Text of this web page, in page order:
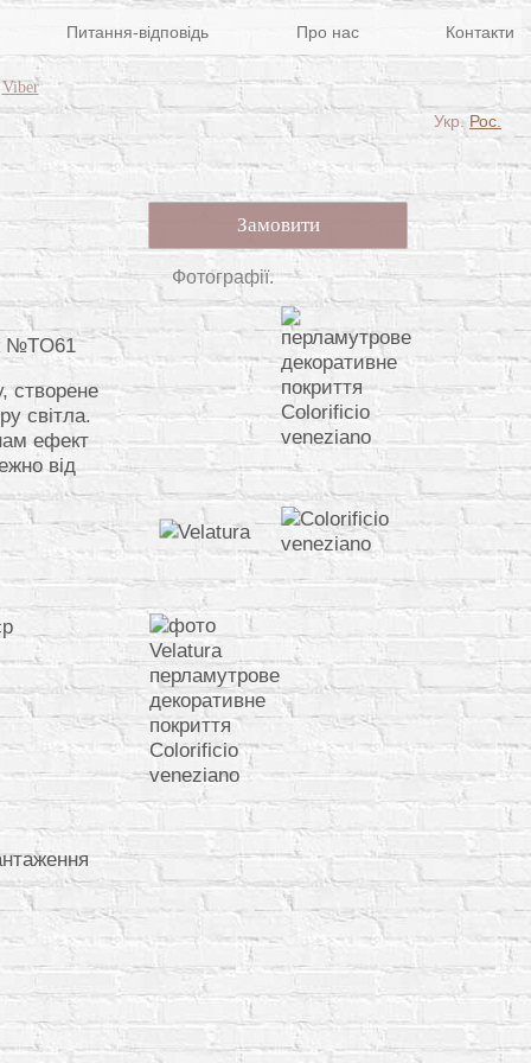
Питання-відповідь Про нас Контакти
Viber
№TO61
створене
світла.
ефект
від
Замовити
Фотографії.
Укр. Рос.